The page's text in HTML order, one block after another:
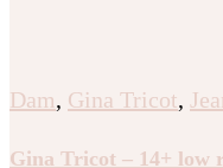
Dam, Gina Tricot,
Gina Tricot – 14+ low